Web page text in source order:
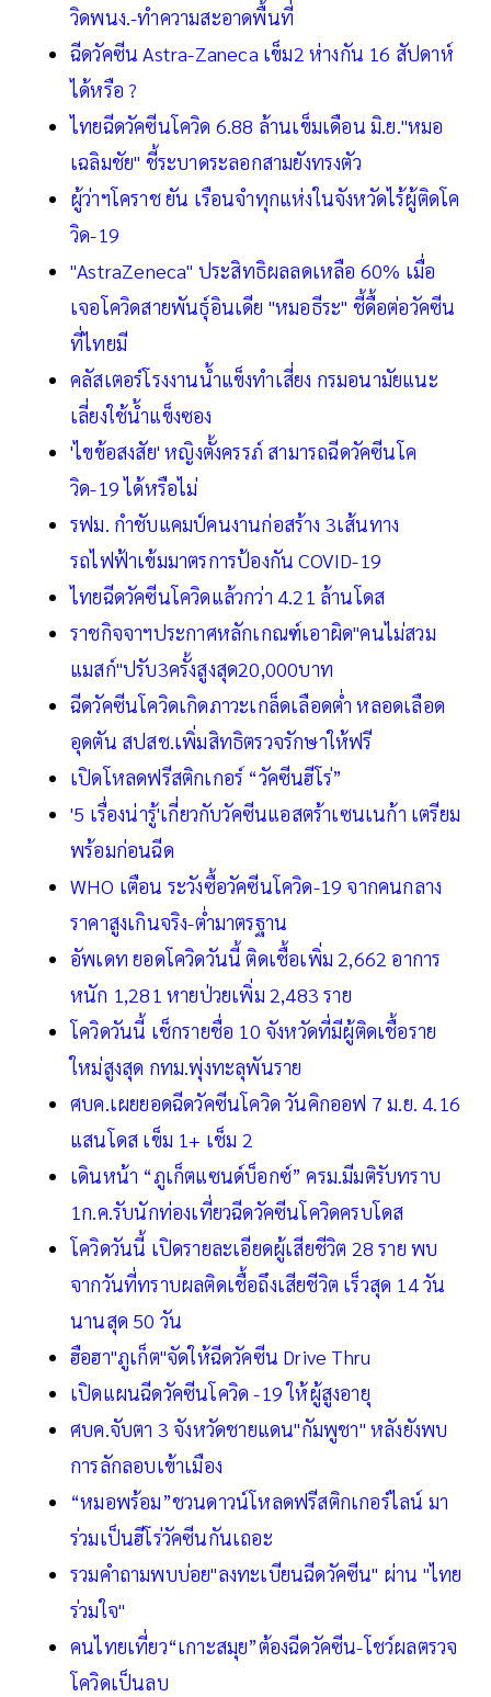
วิดพนง.-ทำความสะอาดพื้นที่
ฉีดวัคซีน Astra-Zaneca เข็ม2 ห่างกัน 16 สัปดาห์
ได้หรือ ?
ไทยฉีดวัคซีนโควิด 6.88 ล้านเข็มเดือน มิ.ย."หมอ
เฉลิมชัย" ชี้ระบาดระลอกสามยังทรงตัว
ผู้ว่าฯโคราช ยัน เรือนจำทุกแห่งในจังหวัดไร้ผู้ติดโค
วิด-19
"AstraZeneca" ประสิทธิผลลดเหลือ 60% เมื่อ
เจอโควิดสายพันธุ์อินเดีย "หมอธีระ" ชี้ดื้อต่อวัคซีน
ที่ไทยมี
คลัสเตอร์โรงงานน้ำแข็งทำเสี่ยง กรมอนามัยแนะ
เลี่ยงใช้น้ำแข็งซอง
'ไขข้อสงสัย' หญิงตั้งครรภ์ สามารถฉีดวัคซีนโค
วิด-19 ได้หรือไม่
รฟม. กำชับแคมป์คนงานก่อสร้าง 3เส้นทาง
รถไฟฟ้าเข้มมาตรการป้องกัน COVID-19
ไทยฉีดวัคซีนโควิดแล้วกว่า 4.21 ล้านโดส
ราชกิจจาฯประกาศหลักเกณฑ์เอาผิด"คนไม่สวม
แมสก์"ปรับ3ครั้งสูงสุด20,000บาท
ฉีดวัคซีนโควิดเกิดภาวะเกล็ดเลือดต่ำ หลอดเลือด
อุดตัน สปสช.เพิ่มสิทธิตรวจรักษาให้ฟรี
เปิดโหลดฟรีสติกเกอร์ “วัคซีนฮีโร่”
'5 เรื่องน่ารู้'เกี่ยวกับวัคซีนแอสตร้าเซนเนก้า เตรียม
พร้อมก่อนฉีด
WHO เตือน ระวังซื้อวัคซีนโควิด-19 จากคนกลาง
ราคาสูงเกินจริง-ต่ำมาตรฐาน
อัพเดท ยอดโควิดวันนี้ ติดเชื้อเพิ่ม 2,662 อาการ
หนัก 1,281 หายป่วยเพิ่ม 2,483 ราย
โควิดวันนี้ เช็กรายชื่อ 10 จังหวัดที่มีผู้ติดเชื้อราย
ใหม่สูงสุด กทม.พุ่งทะลุพันราย
ศบค.เผยยอดฉีดวัคซีนโควิด วันคิกออฟ 7 ม.ย. 4.16
แสนโดส เข็ม 1+ เช็ม 2
เดินหน้า “ภูเก็ตแซนด์บ็อกซ์” ครม.มีมติรับทราบ
1ก.ค.รับนักท่องเที่ยวฉีดวัคซีนโควิดครบโดส
โควิดวันนี้ เปิดรายละเอียดผู้เสียชีวิต 28 ราย พบ
จากวันที่ทราบผลติดเชื้อถึงเสียชีวิต เร็วสุด 14 วัน
นานสุด 50 วัน
ฮือฮา"ภูเก็ต"จัดให้ฉีดวัคซีน Drive Thru
เปิดแผนฉีดวัคซีนโควิด -19 ให้ผู้สูงอายุ
ศบค.จับตา 3 จังหวัดชายแดน"กัมพูชา" หลังยังพบ
การลักลอบเข้าเมือง
“หมอพร้อม”ชวนดาวน์โหลดฟรีสติกเกอร์ไลน์ มา
ร่วมเป็นฮีโร่วัคซีนกันเถอะ
รวมคำถามพบบ่อย"ลงทะเบียนฉีดวัคซีน" ผ่าน "ไทย
ร่วมใจ"
คนไทยเที่ยว“เกาะสมุย”ต้องฉีดวัคซีน-โชว์ผลตรวจ
โควิดเป็นลบ